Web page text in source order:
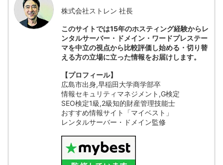
株式会社ストレン 社長
このサイトでは15年のホスティング経験からレ
ンタルサーバー・ドメイン・ワードプレステー
マを中立の視点から比較評価し始める・切り替
える方の立場に立った情報をお届けします。
【プロフィール】
広島市出身,早稲田大学商学部卒
情報セキュリティマネジメント,G検定
SEO検定1級,2級知的財産管理技能士
おすすめ情報サイト「マイベスト」
レンタルサーバー・ドメイン監修